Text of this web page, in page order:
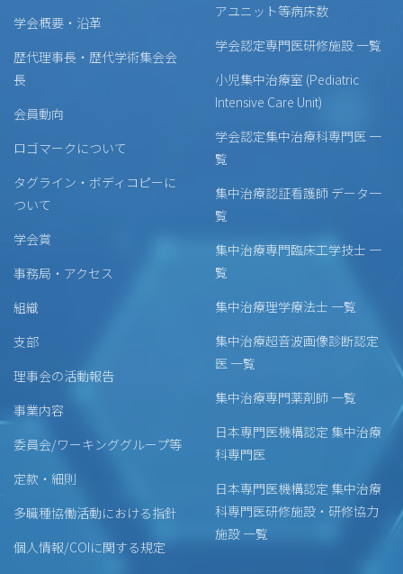
学会概要・沿革
歴代理事長・歴代学術集会会
長
会員動向
ロゴマークについて
タグライン・ボディコピーに
ついて
学会賞
事務局・アクセス
組織
支部
理事会の活動報告
事業内容
委員会/ワーキンググループ等
定款・細則
多職種協働活動における指針
個人情報/COIに関する規定
アユニット等病床数
学会認定専門医研修施設 一覧
小児集中治療室 (Pediatric
Intensive Care Unit)
学会認定集中治療科専門医 一
覧
集中治療認証看護師 データ一
覧
集中治療専門臨床工学技士 一
覧
集中治療理学療法士 一覧
集中治療超音波画像診断認定
医 一覧
集中治療専門薬剤師 一覧
日本専門医機構認定 集中治療
科専門医
日本専門医機構認定 集中治療
科専門医研修施設・研修協力
施設 一覧